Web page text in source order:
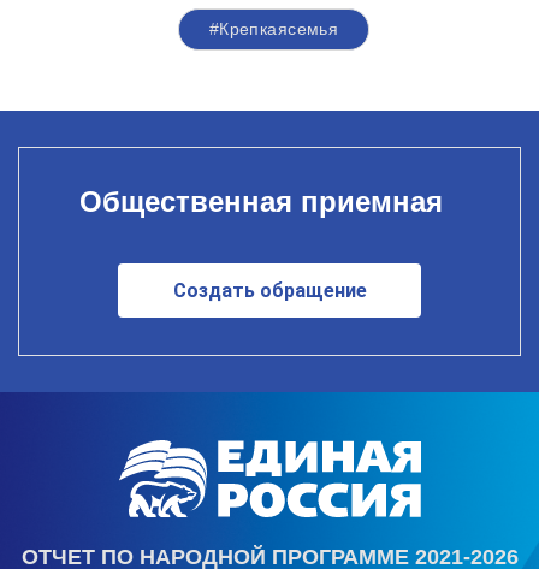
#Крепкаясемья
Общественная приемная
Создать обращение
ОТЧЕТ ПО НАРОДНОЙ ПРОГРАММЕ 2021-2026